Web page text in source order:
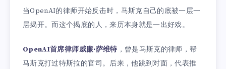
当OpenAI的律师开始反击时，马斯克自己的底被一层一
层揭开。而这个揭底的人，来历本身就是一出好戏。
OpenAI首席律师威廉·萨维特 ，曾是马斯克的律师，帮
马斯克打过特斯拉的官司。后来，他跳到对面，代表推